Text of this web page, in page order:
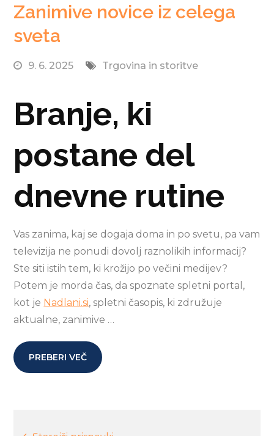
Zanimive novice iz celega
sveta
9. 6. 2025 Trgovina in storitve
Branje, ki
postane del
dnevne rutine
Vas zanima, kaj se dogaja doma in po svetu, pa vam
televizija ne ponudi dovolj raznolikih informacij?
Ste siti istih tem, ki krožijo po večini medijev?
Potem je morda čas, da spoznate spletni portal,
kot je Nadlani.si, spletni časopis, ki združuje
aktualne, zanimive …
PREBERI VEČ